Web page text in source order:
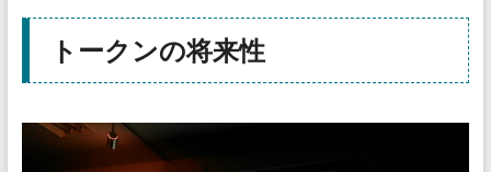
トークンの将来性